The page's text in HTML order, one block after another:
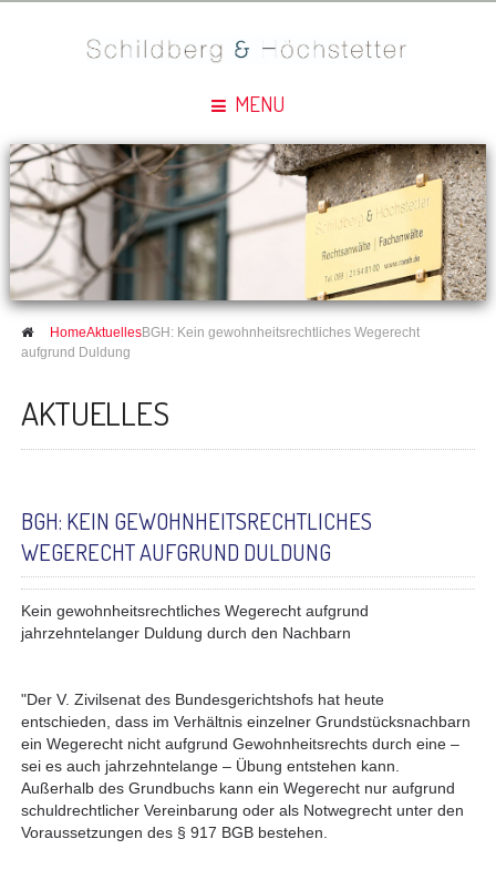
MENU
HomeAktuellesBGH: Kein gewohnheitsrechtliches Wegerecht
aufgrund Duldung
AKTUELLES
BGH: KEIN GEWOHNHEITSRECHTLICHES
WEGERECHT AUFGRUND DULDUNG
Kein gewohnheitsrechtliches Wegerecht aufgrund
jahrzehntelanger Duldung durch den Nachbarn
"Der V. Zivilsenat des Bundesgerichtshofs hat heute
entschieden, dass im Verhältnis einzelner Grundstücksnachbarn
ein Wegerecht nicht aufgrund Gewohnheitsrechts durch eine –
sei es auch jahrzehntelange – Übung entstehen kann.
Außerhalb des Grundbuchs kann ein Wegerecht nur aufgrund
schuldrechtlicher Vereinbarung oder als Notwegrecht unter den
Voraussetzungen des § 917 BGB bestehen.